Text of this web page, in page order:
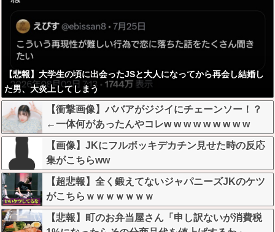
【悲報】大学生の頃に出会ったJSと大人になってから再会し結婚し
た男、大炎上してしまう
【衝撃画像】ババアがジジイにチェーンソー！？
←一体何があったんやコレw w w w w w w w w
【画像】JKにフルボッキデカチン見せた時の反応
集がこちらww
【超悲報】全く鍛えてないジャパニーズJKのケツ
がこちらｗｗｗｗｗｗｗ
【悲報】町のお弁当屋さん「申し訳ないが消費税